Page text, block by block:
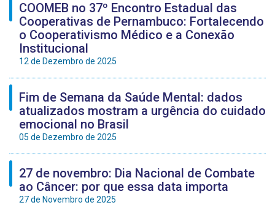
COOMEB no 37º Encontro Estadual das
Cooperativas de Pernambuco: Fortalecendo
o Cooperativismo Médico e a Conexão
Institucional
12 de Dezembro de 2025
Fim de Semana da Saúde Mental: dados
atualizados mostram a urgência do cuidado
emocional no Brasil
05 de Dezembro de 2025
27 de novembro: Dia Nacional de Combate
ao Câncer: por que essa data importa
27 de Novembro de 2025